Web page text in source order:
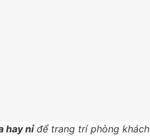
hay nỉđể trang trí phòng khách